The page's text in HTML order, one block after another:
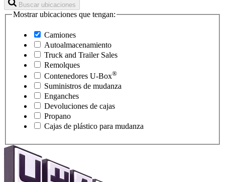
Buscar ubicaciones
Mostrar ubicaciones que tengan:
Camiones
Autoalmacenamiento
Truck and Trailer Sales
Remolques
Contenedores U-Box®
Suministros de mudanza
Enganches
Devoluciones de cajas
Propano
Cajas de plástico para mudanza